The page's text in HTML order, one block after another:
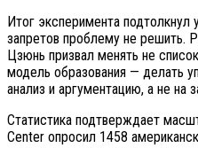
Итог эксперимента
запретов проблему не решить.
Цзюнь призвал менять не
модель образования — делать
анализ и аргументацию, а не на
Статистика подтверждает
Center опросил 1458